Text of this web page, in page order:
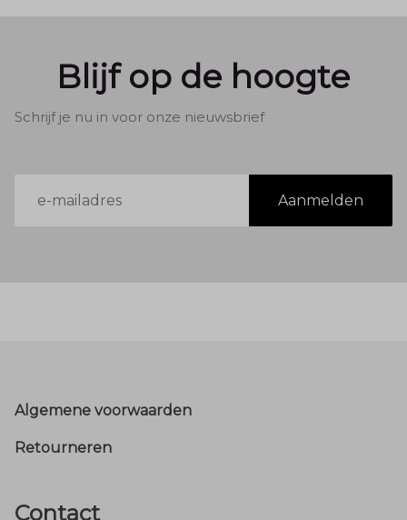
Blijf op de hoogte
Schrijf je nu in voor onze nieuwsbrief
mailadres
Aanmelden
Footer
Algemene voorwaarden
Retourneren
Contact